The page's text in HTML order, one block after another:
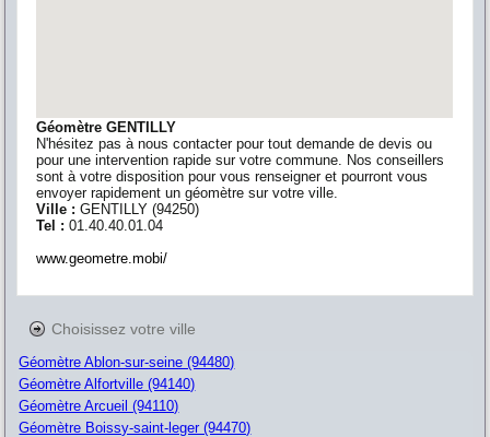
Géomètre GENTILLY
N'hésitez pas à nous contacter pour tout demande de devis ou
pour une intervention rapide sur votre commune. Nos conseillers
sont à votre disposition pour vous renseigner et pourront vous
envoyer rapidement un géomètre sur votre ville.
Ville :GENTILLY (94250)
Tel :01.40.40.01.04
www.geometre.mobi/
Choisissez votre ville
Géomètre Ablon-sur-seine (94480)
Géomètre Alfortville (94140)
Géomètre Arcueil (94110)
Géomètre Boissy-saint-leger (94470)